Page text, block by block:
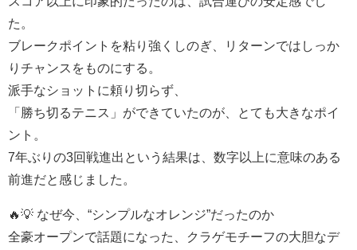
た。
ブレークポイントを粘り強くしのぎ、リターンではしっか
りチャンスをものにする。
派手なショットに頼り切らず、
「勝ち切るテニス」ができていたのが、とても大きなポイ
ント。
7年ぶりの3回戦進出という結果は、数字以上に意味のある
前進だと感じました。
🔥💡 なぜ今、“シンプルなオレンジ”だったのか
全豪オープンで話題になった、クラゲモチーフの大胆なデ